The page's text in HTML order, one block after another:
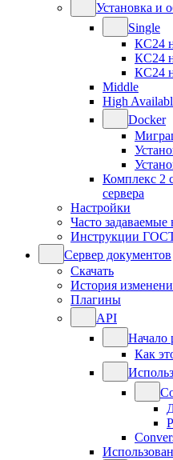
Установка и
Single
КС24
КС24
КС24
Middle
High
Docker
Комплекс 2
сервера
Настройки
Часто задаваемые
Инструкции
Сервер документов
Скачать
История
Плагины
API
Начало
Как